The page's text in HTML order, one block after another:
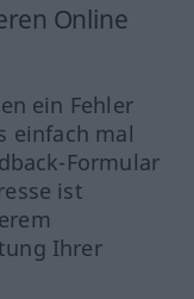
Online
ein Fehler
einfach mal
Formular
ist
Ihrer